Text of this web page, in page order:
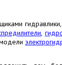
,